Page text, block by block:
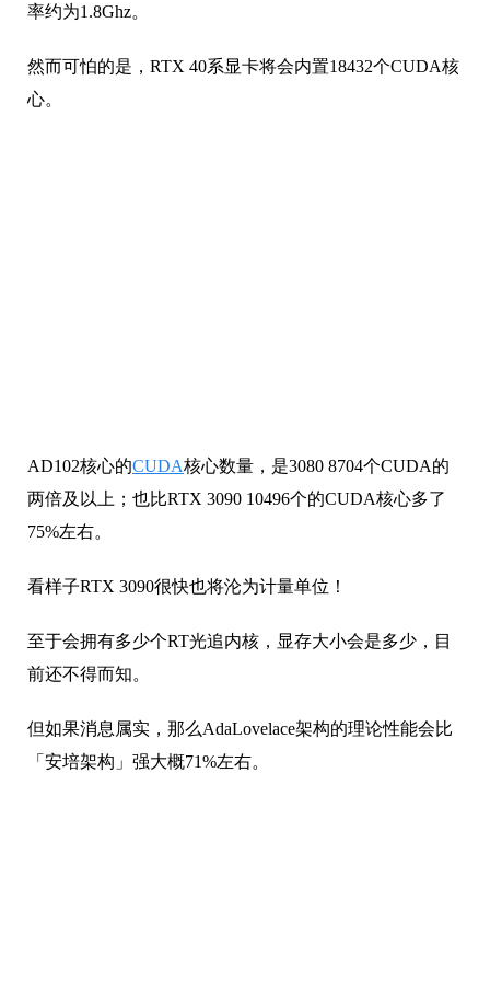
率约为1.8Ghz。
然而可怕的是，RTX 40系显卡将会内置18432个CUDA核
心。
AD102核心的CUDA核心数量，是3080 8704个CUDA的
两倍及以上；也比RTX 3090 10496个的CUDA核心多了
75%左右。
看样子RTX 3090很快也将沦为计量单位！
至于会拥有多少个RT光追内核，显存大小会是多少，目
前还不得而知。
但如果消息属实，那么AdaLovelace架构的理论性能会比
「安培架构」强大概71%左右。